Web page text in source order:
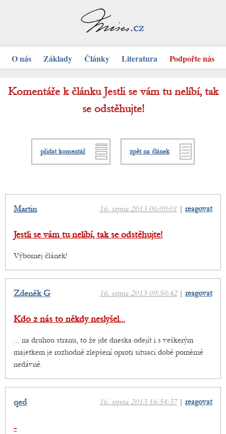
O nás Základy Články Literatura Podpořte nás
Komentáře k článku Jestli se vám tu nelíbí, tak
se odstěhujte!
přidat komentář zpět na článek
16. srpna 2013 06:09:01 | reagovat
Martin
Jestli se vám tu nelíbí, tak se odstěhujte!
Výbornej článek!
16. srpna 2013 09:50:42| reagovat
Zdeněk G
Kdo z nás to někdy neslyšel...
... na druhou stranu, to že jde dneska odejít i s veškerým
majetkem je rozhodně zlepšení oproti situaci době poměrně
nedávné.
16. srpna 2013 16:54:37| reagovat
qed
-